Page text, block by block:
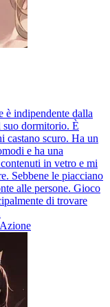
è indipendente dalla
dormitorio. È
castano scuro. Ha un
e ha una
in vetro e mi
Sebbene le piacciano
alle persone. Gioco
di trovare